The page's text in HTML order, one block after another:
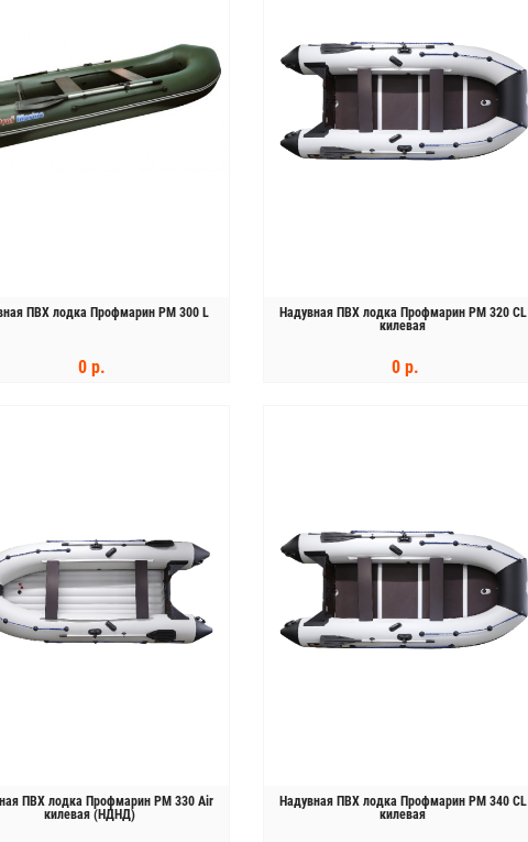
ПВХ лодка Профмарин PM 300 L
0 р.
Надувная ПВХ лодка Профмарин PM 320 CL
килевая
0 р.
ПВХ лодка Профмарин PM 330 Air
килевая (НДНД)
Надувная ПВХ лодка Профмарин PM 340 CL
килевая